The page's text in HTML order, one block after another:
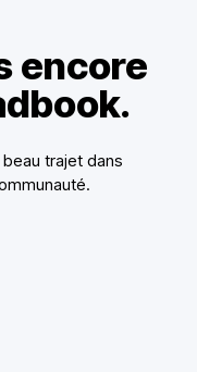
encore
trajet dans